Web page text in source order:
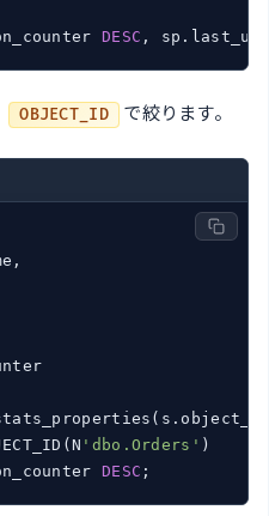
DESC
OBJECT_ID で絞ります。
'dbo.Orders'
DESC